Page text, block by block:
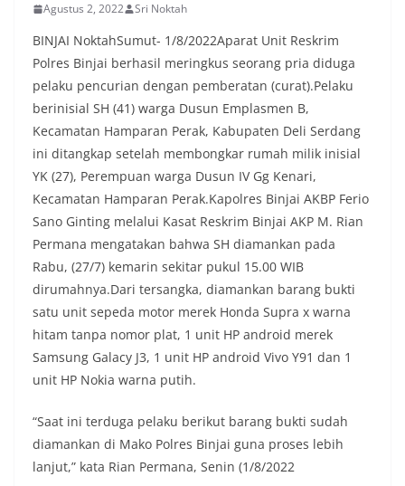
bukan setengah tiang, sebagai bentuk
penghormatan dan rasa cinta tanah air
menjelang perayaan HUT Kemerdekaan RI.
Petugas mengingatkan bahwa pemasangan
bendera dengan benar merupakan salah satu
wujud nyata partisipasi masyarakat dalam
memperingati hari bersejarah bangsa
Indonesia.‎‎”Kami mengimbau kepada seluruh
warga agar mulai mempersiapkan dan memasang
bendera Merah Putih di depan rumah masing-
masing secara penuh. Ini adalah bentuk
penghormatan kita bersama terhadap
perjuangan para pahlawan yang telah merebut
kemerdekaan,” ujar Aiptu Muliyadi Suraukur saat
berdialog dengan warga.‎‎Ia juga menambahkan
agar warga memperhatikan kondisi bendera yang
akan dikibarkan, memastikan bendera dalam
keadaan bersih, tidak sobek, dan layak untuk
dikibarkan sebagai simbol kehormatan
negara.‎‎‎Selain menyampaikan imbauan terkait
bendera, kegiatan sambang DDS ini juga
keamanan dan ketertiban masyarakat
(Kamtibmas) di lingkungan tempat tinggal warga.
Melalui interaksi langsung tersebut,
Agustus 2, 2022 Sri Noktah
BINJAI NoktahSumut- 1/8/2022Aparat Unit Reskrim
Polres Binjai berhasil meringkus seorang pria diduga
pelaku pencurian dengan pemberatan (curat).Pelaku
berinisial SH (41) warga Dusun Emplasmen B,
Kecamatan Hamparan Perak, Kabupaten Deli Serdang
ini ditangkap setelah membongkar rumah milik inisial
YK (27), Perempuan warga Dusun IV Gg Kenari,
Kecamatan Hamparan Perak.Kapolres Binjai AKBP Ferio
Sano Ginting melalui Kasat Reskrim Binjai AKP M. Rian
Permana mengatakan bahwa SH diamankan pada
Rabu, (27/7) kemarin sekitar pukul 15.00 WIB
dirumahnya.Dari tersangka, diamankan barang bukti
satu unit sepeda motor merek Honda Supra x warna
hitam tanpa nomor plat, 1 unit HP android merek
Samsung Galacy J3, 1 unit HP android Vivo Y91 dan 1
unit HP Nokia warna putih.
“Saat ini terduga pelaku berikut barang bukti sudah
diamankan di Mako Polres Binjai guna proses lebih
lanjut,” kata Rian Permana, Senin (1/8/2022